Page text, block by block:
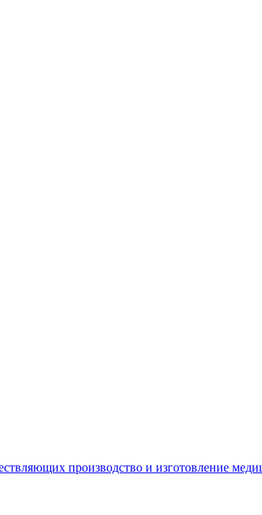
производство и изготовление